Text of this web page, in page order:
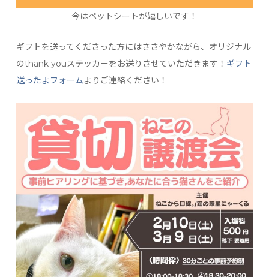
今はペットシートが嬉しいです！
ギフトを送ってくださった方にはささやかながら、オリジナル
のthank youステッカーをお送りさせていただきます！ ギフト
送ったよフォームよりご連絡ください！